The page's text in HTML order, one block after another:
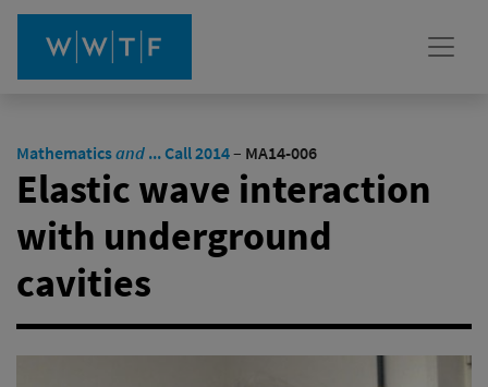
Mathematicsand ... Call 2014– MA14-006
Elastic wave interaction
with underground
cavities